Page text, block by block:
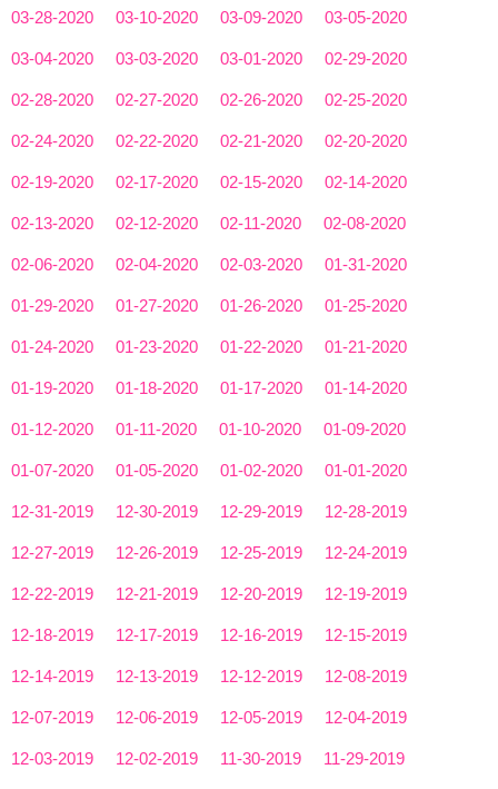
03-28-2020 03-10-2020 03-09-2020 03-05-2020
03-04-2020 03-03-2020 03-01-2020 02-29-2020
02-28-2020 02-27-2020 02-26-2020 02-25-2020
02-24-2020 02-22-2020 02-21-2020 02-20-2020
02-19-2020 02-17-2020 02-15-2020 02-14-2020
02-13-2020 02-12-2020 02-11-2020 02-08-2020
02-06-2020 02-04-2020 02-03-2020 01-31-2020
01-29-2020 01-27-2020 01-26-2020 01-25-2020
01-24-2020 01-23-2020 01-22-2020 01-21-2020
01-19-2020 01-18-2020 01-17-2020 01-14-2020
01-12-2020 01-11-2020 01-10-2020 01-09-2020
01-07-2020 01-05-2020 01-02-2020 01-01-2020
12-31-2019 12-30-2019 12-29-2019 12-28-2019
12-27-2019 12-26-2019 12-25-2019 12-24-2019
12-22-2019 12-21-2019 12-20-2019 12-19-2019
12-18-2019 12-17-2019 12-16-2019 12-15-2019
12-14-2019 12-13-2019 12-12-2019 12-08-2019
12-07-2019 12-06-2019 12-05-2019 12-04-2019
12-03-2019 12-02-2019 11-30-2019 11-29-2019